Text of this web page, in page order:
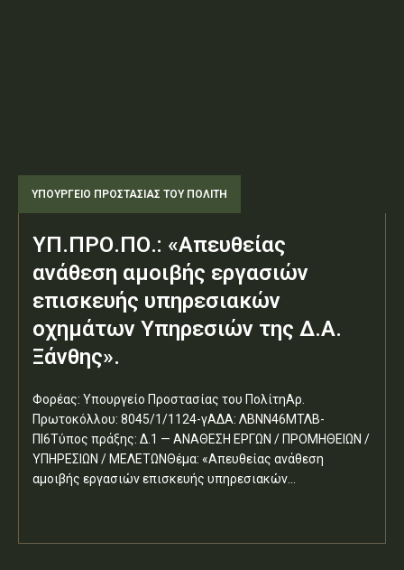
ΥΠΟΥΡΓΕΊΟ ΠΡΟΣΤΑΣΊΑΣ ΤΟΥ ΠΟΛΊΤΗ
ΥΠ.ΠΡΟ.ΠΟ.: «Απευθείας
ανάθεση αμοιβής εργασιών
επισκευής υπηρεσιακών
οχημάτων Υπηρεσιών της Δ.Α.
Ξάνθης».
Φορέας: Υπουργείο Προστασίας του ΠολίτηΑρ.
Πρωτοκόλλου: 8045/1/1124-γΑΔΑ: ΛΒΝΝ46ΜΤΛΒ-
ΠΙ6Τύπος πράξης: Δ.1 — ΑΝΑΘΕΣΗ ΕΡΓΩΝ / ΠΡΟΜΗΘΕΙΩΝ /
ΥΠΗΡΕΣΙΩΝ / ΜΕΛΕΤΩΝΘέμα: «Απευθείας ανάθεση
αμοιβής εργασιών επισκευής υπηρεσιακών...